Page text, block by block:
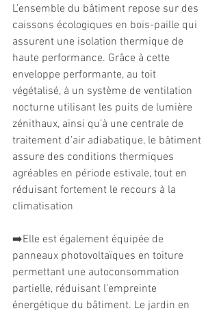
L’ensemble du bâtiment repose sur des
caissons écologiques en bois-paille qui
assurent une isolation thermique de
haute performance. Grâce à cette
enveloppe performante, au toit
végétalisé, à un système de ventilation
nocturne utilisant les puits de lumière
zénithaux, ainsi qu’à une centrale de
traitement d’air adiabatique, le bâtiment
assure des conditions thermiques
agréables en période estivale, tout en
réduisant fortement le recours à la
climatisation
➡️Elle est également équipée de
panneaux photovoltaïques en toiture
permettant une autoconsommation
partielle, réduisant l’empreinte
énergétique du bâtiment. Le jardin en